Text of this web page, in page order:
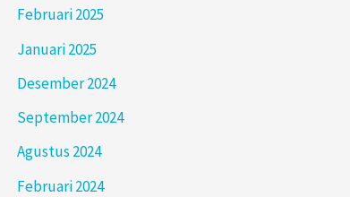
Februari 2025
Januari 2025
Desember 2024
September 2024
Agustus 2024
Februari 2024